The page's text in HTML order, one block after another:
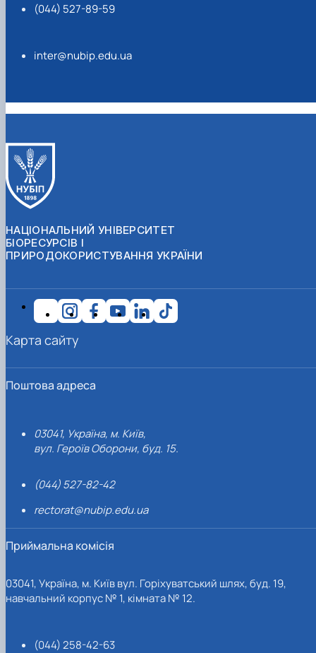
(044) 527-89-59
inter@nubip.edu.ua
НАЦІОНАЛЬНИЙ УНІВЕРСИТЕТ
БІОРЕСУРСІВ І
ПРИРОДОКОРИСТУВАННЯ УКРАЇНИ
Поштова адреса
03041, Україна, м. Київ,
вул. Героїв Оборони, буд. 15.
(044) 527-82-42
rectorat@nubip.edu.ua
Приймальна комісія
03041, Україна, м. Київ вул. Горіхуватський шлях, буд. 19,
навчальний корпус № 1, кімната № 12.
(044) 258-42-63
Карта сайту